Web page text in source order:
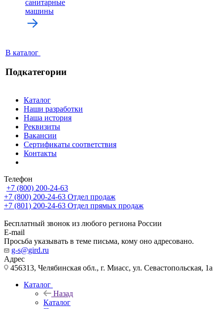
санитарные
машины
В каталог
Подкатегории
Каталог
Наши разработки
Наша история
Реквизиты
Вакансии
Сертификаты соответствия
Контакты
Телефон
+7 (800) 200-24-63
+7 (800) 200-24-63 Отдел продаж
+7 (801) 200-24-63 Отдел прямых продаж
Бесплатный звонок из любого региона России
E-mail
Просьба указывать в теме письма, кому оно адресовано.
g-s@gird.ru
Адрес
456313, Челябинская обл., г. Миасс, ул. Севастопольская, 1а
Каталог
Назад
Каталог